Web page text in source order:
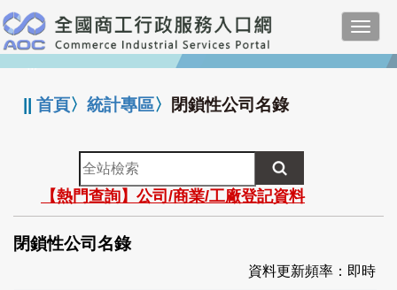
跳
到
主
要
:::
||首頁〉統計專區〉 閉鎖性公司名錄
全
站
檢
索
【熱門查詢】公司/商業/工廠登記資料
閉鎖性公司名錄
資料更新頻率：即時